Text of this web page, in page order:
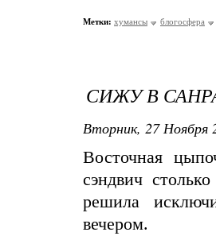
Метки: хумансы блогосфера
СИЖУ В
Вторник, 27 Ноября
Восточная
сэндвич
решила
вечером.